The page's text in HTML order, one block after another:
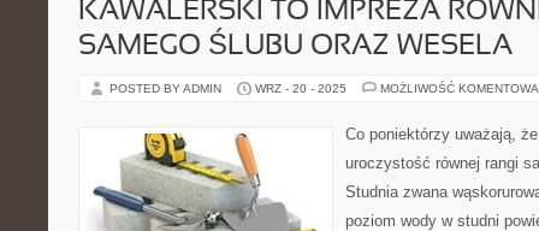
KAWALERSKI TO IMPREZA
SAMEGO ŚLUBU ORAZ WESELA
POSTED BY ADMIN WRZ - 20 - 2025 MOŻLIWOŚĆ
Co poniektórzy uważają,
uroczystość równej rangi
Studnia zwana
poziom wody w studni